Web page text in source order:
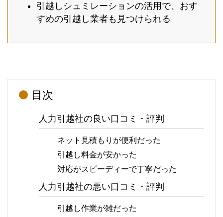
引越しシュミレーションの活用で、おす
すめの引越し業者も見つけられる
目次
人力引越社の良い口コミ・評判
ネット見積もりが便利だった
引越し料金が安かった
対応がスピーディーで丁寧だった
人力引越社の悪い口コミ・評判
引越し作業が雑だった